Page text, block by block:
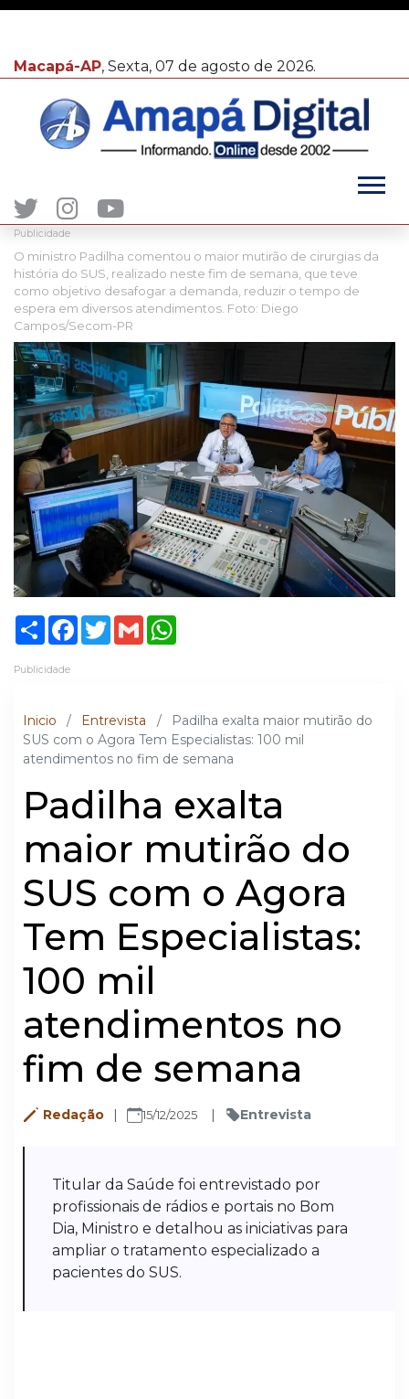
Macapá-AP, Sexta, 07 de agosto de 2026.
Publicidade
O ministro Padilha comentou o maior mutirão de cirurgias da
história do SUS, realizado neste fim de semana, que teve
como objetivo desafogar a demanda, reduzir o tempo de
espera em diversos atendimentos. Foto: Diego
Campos/Secom-PR
ShareFacebook
TwitterGmail
Publicidade
Inicio / Entrevista /
Padilha exalta maior mutirão do
SUS com o Agora Tem Especialistas: 100 mil
atendimentos no fim de semana
Padilha exalta
maior mutirão do
SUS com o Agora
Tem Especialistas:
100 mil
atendimentos no
fim de semana
Redação 15/12/2025 Entrevista
Titular da Saúde foi entrevistado por
profissionais de rádios e portais no Bom
Dia, Ministro e detalhou as iniciativas para
ampliar o tratamento especializado a
pacientes do SUS.